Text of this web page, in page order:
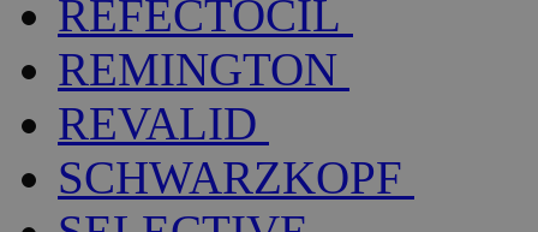
REFECTOCIL
REMINGTON
REVALID
SCHWARZKOPF